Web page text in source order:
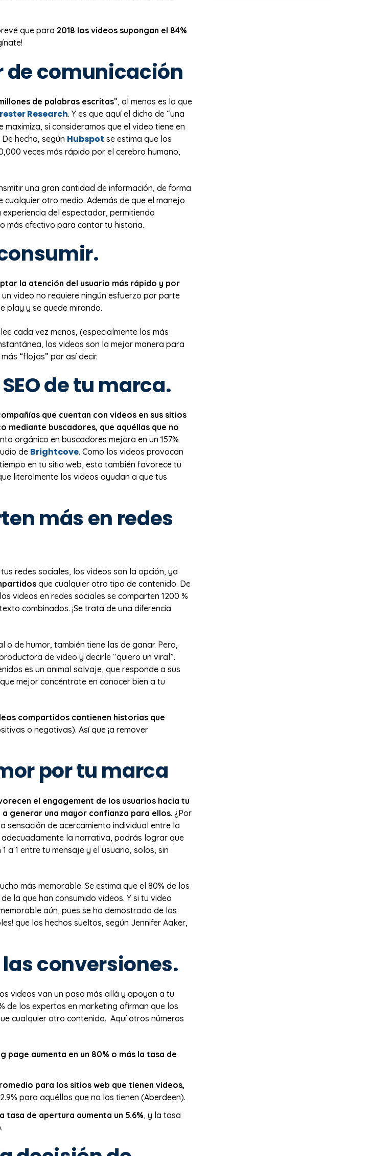
que para 2018 los videos supongan el 84%
de comunicación
de palabras escritas”, al menos es lo que
Research. Y es que aquí el dicho de “una
si consideramos que el video tiene en
hecho, según Hubspot se estima que los
veces más rápido por el cerebro humano,
una gran cantidad de información, de forma
otro medio. Además de que el manejo
del espectador, permitiendo
más efectivo para contar tu historia.
la atención del usuario más rápido y por
video no requiere ningún esfuerzo por parte
play y se quede mirando.
cada vez menos, (especialmente los más
los videos son la mejor manera para
“flojas” por así decir.
de tu marca.
que cuentan con videos en sus sitios
mediante buscadores, que aquéllas que no
orgánico en buscadores mejora en un 157%
de Brightcove. Como los videos provocan
en tu sitio web, esto también favorece tu
literalmente los videos ayudan a que tus
más en redes
redes sociales, los videos son la opción, ya
que cualquier otro tipo de contenido. De
videos en redes sociales se comparten 1200 %
combinados. ¡Se trata de una diferencia
o de humor, también tiene las de ganar. Pero,
de video y decirle “quiero un viral”.
es un animal salvaje, que responde a sus
mejor concéntrate en conocer bien a tu
compartidos contienen historias que
o negativas). Así que ¡a remover
por tu marca
el engagement de los usuarios hacia tu
generar una mayor confianza para ellos. ¿Por
sensación de acercamiento individual entre la
la narrativa, podrás lograr que
a 1 entre tu mensaje y el usuario, solos, sin
más memorable. Se estima que el 80% de los
la que han consumido videos. Y si tu video
aún, pues se ha demostrado de las
que los hechos sueltos, según Jennifer Aaker,
conversiones.
videos van un paso más allá y apoyan a tu
de los expertos en marketing afirman que los
cualquier otro contenido. Aquí otros números
page aumenta en un 80% o más la tasa de
para los sitios web que tienen videos,
para aquéllos que no los tienen (Aberdeen).
tasa de apertura aumenta un 5.6%, y la tasa